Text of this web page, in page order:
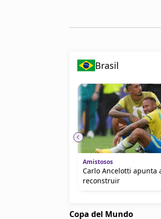
Brasil
Amistosos
Carlo Ancelotti apunta
reconstruir
Copa del Mundo